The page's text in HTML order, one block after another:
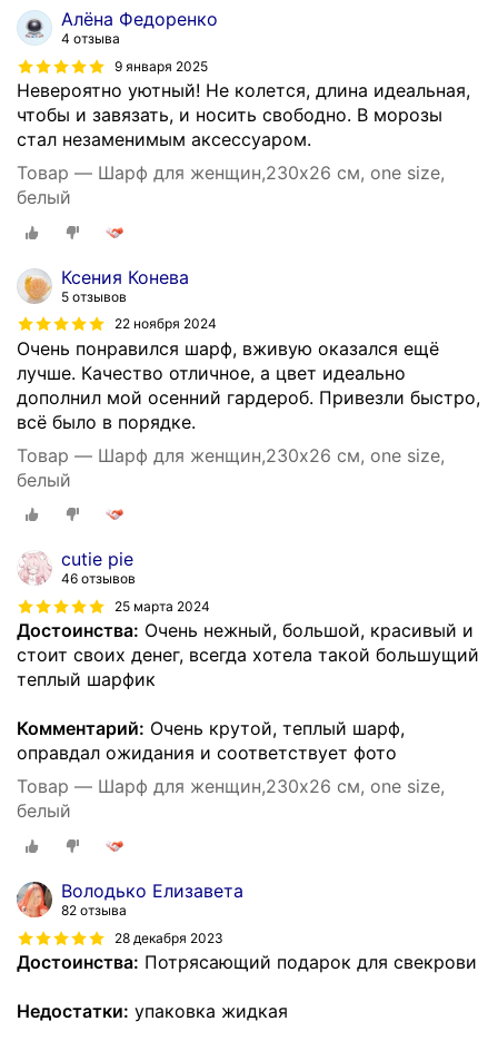
Алёна Федоренко
4 отзыва
9 января 2025
Невероятно уютный! Не колется, длина идеальная,
чтобы и завязать, и носить свободно. В морозы
стал незаменимым аксессуаром.
Товар — Шарф для женщин,230х26 см, one size,
белый
Ксения Конева
5 отзывов
22 ноября 2024
Очень понравился шарф, вживую оказался ещё
лучше. Качество отличное, а цвет идеально
дополнил мой осенний гардероб. Привезли быстро,
всё было в порядке.
Товар — Шарф для женщин,230х26 см, one size,
белый
cutie pie
46 отзывов
25 марта 2024
Достоинства: Очень нежный, большой, красивый и
стоит своих денег, всегда хотела такой большущий
теплый шарфик
Комментарий: Очень крутой, теплый шарф,
оправдал ожидания и соответствует фото
Товар — Шарф для женщин,230х26 см, one size,
белый
Володько Елизавета
82 отзыва
28 декабря 2023
Достоинства: Потрясающий подарок для свекрови
Недостатки: упаковка жидкая